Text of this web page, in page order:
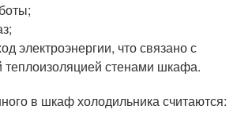
электроэнергии, что связано с
теплоизоляцией стенами шкафа.
в шкаф холодильника считаются: